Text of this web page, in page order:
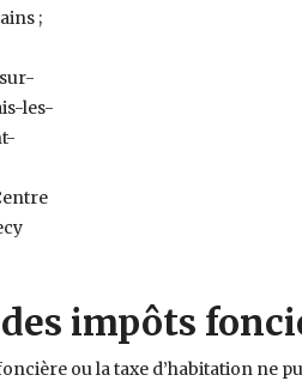
;
les-
impôts
ou la taxe d’habitation ne